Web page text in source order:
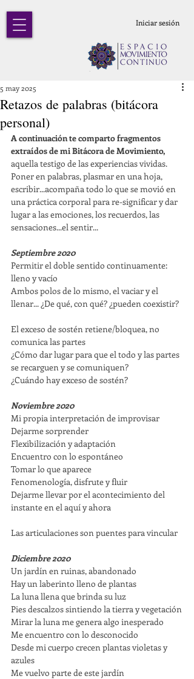
Iniciar sesión
Retazos de palabras (bitácora
personal)
5 may 2025
A continuación te comparto fragmentos
extraídos de mi Bitácora de Movimiento,
aquella testigo de las experiencias vividas.
Poner en palabras, plasmar en una hoja,
escribir...acompaña todo lo que se movió en
una práctica corporal para re-significar y dar
lugar a las emociones, los recuerdos, las
sensaciones...el sentir...
Septiembre 2020
Permitir el doble sentido continuamente:
lleno y vacío
Ambos polos de lo mismo, el vaciar y el
llenar... ¿De qué, con qué? ¿pueden coexistir?
El exceso de sostén retiene/bloquea, no
comunica las partes
¿Cómo dar lugar para que el todo y las partes
se recarguen y se comuniquen?
¿Cuándo hay exceso de sostén?
Noviembre 2020
Mi propia interpretación de improvisar
Dejarme sorprender
Flexibilización y adaptación
Encuentro con lo espontáneo
Tomar lo que aparece
Fenomenología, disfrute y fluir
Dejarme llevar por el acontecimiento del
instante en el aquí y ahora
Las articulaciones son puentes para vincular
Diciembre 2020
Un jardín en ruinas, abandonado
Hay un laberinto lleno de plantas
La luna llena que brinda su luz
Pies descalzos sintiendo la tierra y vegetación
Mirar la luna me genera algo inesperado
Me encuentro con lo desconocido
Desde mi cuerpo crecen plantas violetas y
azules
Me vuelvo parte de este jardín